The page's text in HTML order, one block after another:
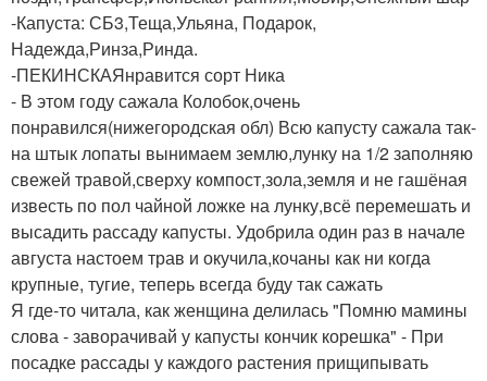
-Капуста: СБ3,Теща,Ульяна, Подарок,
Надежда,Ринза,Ринда.
-ПЕКИНСКАЯнравится сорт Ника
- В этом году сажала Колобок,очень
понравился(нижегородская обл) Всю капусту сажала так-
на штык лопаты вынимаем землю,лунку на 1/2 заполняю
свежей травой,сверху компост,зола,земля и не гашёная
известь по пол чайной ложке на лунку,всё перемешать и
высадить рассаду капусты. Удобрила один раз в начале
августа настоем трав и окучила,кочаны как ни когда
крупные, тугие, теперь всегда буду так сажать
Я где-то читала, как женщина делилась "Помню мамины
слова - заворачивай у капусты кончик корешка" - При
посадке рассады у каждого растения прищипывать